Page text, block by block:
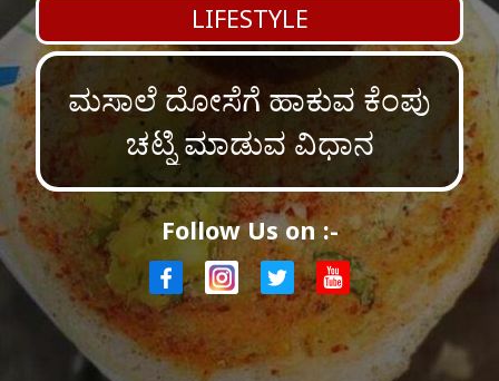
LIFESTYLE
ಮಸಾಲೆ ದೋಸೆಗೆ ಹಾಕುವ ಕೆಂಪು
ಚಟ್ನಿ ಮಾಡುವ ವಿಧಾನ
Follow Us on :-